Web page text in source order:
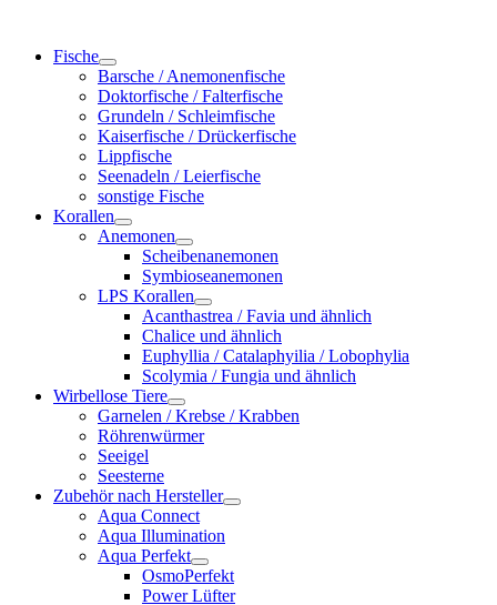
wechselnFische
Barsche / Anemonenfische
Doktorfische / Falterfische
Grundeln / Schleimfische
Kaiserfische / Drückerfische
Lippfische
Seenadeln / Leierfische
sonstige Fische
Korallen
Anemonen
Scheibenanemonen
Symbioseanemonen
LPS Korallen
Acanthastrea / Favia und ähnlich
Chalice und ähnlich
Euphyllia / Catalaphyilia / Lobophylia
Scolymia / Fungia und ähnlich
Wirbellose Tiere
Garnelen / Krebse / Krabben
Röhrenwürmer
Seeigel
Seesterne
Zubehör nach Hersteller
Aqua Connect
Aqua Illumination
Aqua Perfekt
OsmoPerfekt
Power Lüfter